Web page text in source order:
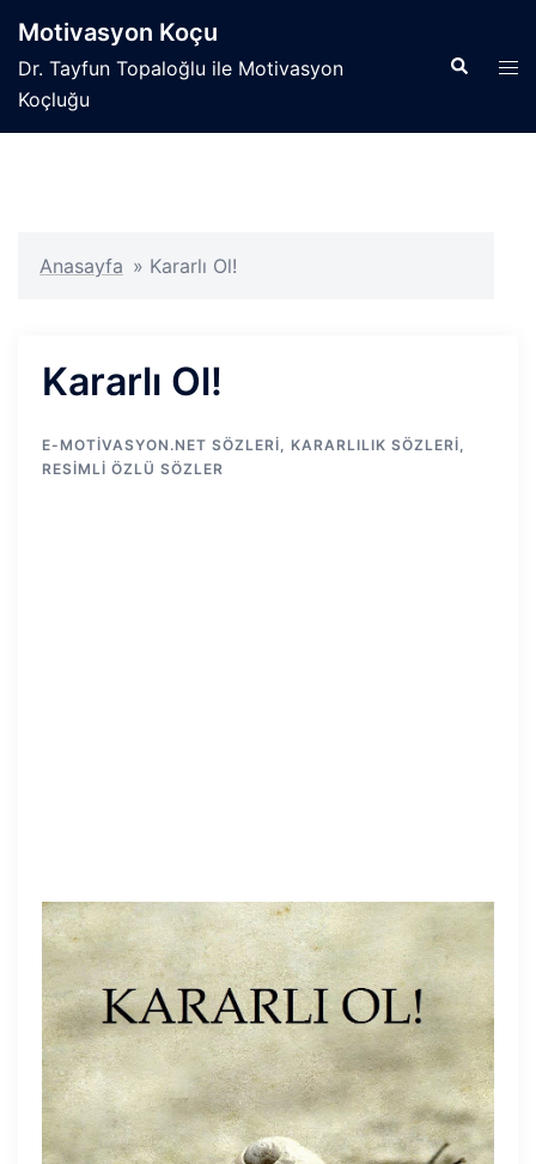
atlaMotivasyon Koçu
Dr. Tayfun Topaloğlu ile Motivasyon
Koçluğu
Search
Anasayfa » Kararlı Ol!
Kararlı Ol!
E-MOTIVASYON.NET SÖZLERI, KARARLILIK SÖZLERI,
RESIMLI ÖZLÜ SÖZLER